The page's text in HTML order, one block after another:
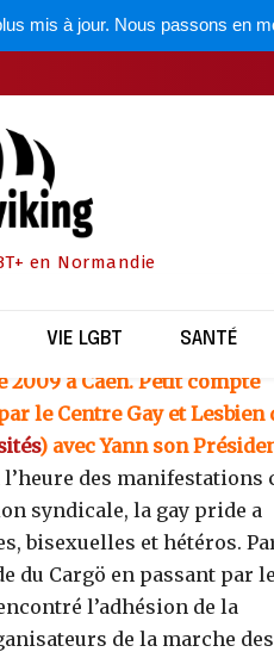
mis à jour. Nous passons en
en Normandie
VIE LGBT SANTÉ
2009 à
20 juin 2009
à Caen. Petit compte
le Centre Gay et Lesbien
) avec Yann son
des manifestations
syndicale, la gay pride a
bisexuelles et hétéros.
du Cargö en passant par
l’adhésion de la
de la marche des